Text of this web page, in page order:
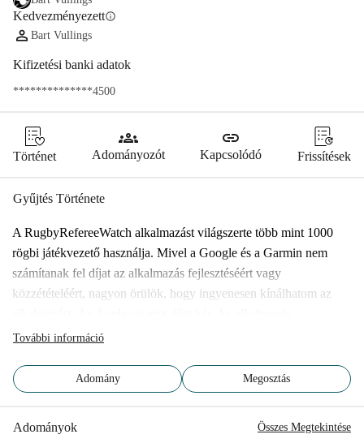
Kedvezményezettinfo
Bart Vullings
Kifizetési banki adatok
**************4500
Történet
groups
Adományozót
link
Kapcsolódó Frissítések
Gyűjtés Története
A RugbyRefereeWatch alkalmazást világszerte több mint 1000
rögbi játékvezető használja. Mivel a Google és a Garmin nem
számítanak fel díjat az alkalmazás fejlesztéséért vagy
közzétételéért, nagyon örülök, hogy ingyenesen kínálhatom az
közzétételéhez és karbantartásához szükséges éves díj 99 USD, és
Ezzel a gyűjtéssel remélem, hogy összegyűjtöm a költségek
fedezésére szükséges pénzt, hogy az alkalmazást kiterjeszthessem
számára ingyenes maradhat, mert a játékvezetők nagyszerű
További információ
Adomány Megosztás
Adományok Összes Megtekintése